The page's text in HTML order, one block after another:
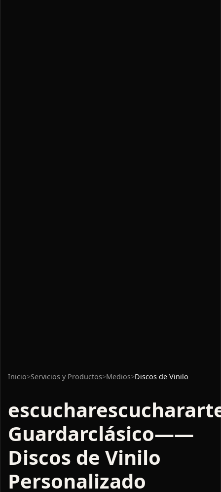
Inicio>Servicios y Productos>Medios>Discos de Vinilo
Guardarclásico——
Discos de Vinilo
Personalizado